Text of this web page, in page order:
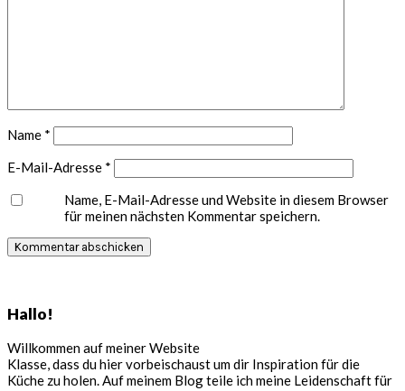
Name *
E-Mail-Adresse *
Name, E-Mail-Adresse und Website in diesem Browser
für meinen nächsten Kommentar speichern.
Hallo!
Willkommen auf meiner Website
Klasse, dass du hier vorbeischaust um dir Inspiration für die
Küche zu holen. Auf meinem Blog teile ich meine Leidenschaft für